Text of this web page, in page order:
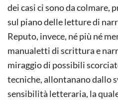
dei casi ci sono da colmare,
sul piano delle letture di
Reputo, invece, né più né
manualetti di scrittura e
miraggio di possibili
tecniche, allontanano dallo
sensibilità letteraria, la